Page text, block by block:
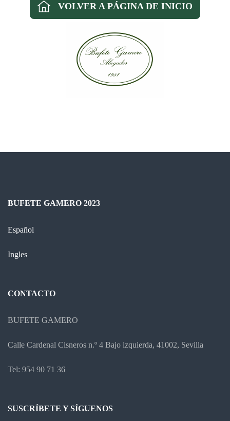
VOLVER A PÁGINA DE INICIO
BUFETE GAMERO 2023
Español
Ingles
CONTACTO
BUFETE GAMERO
Calle Cardenal Cisneros n.º 4 Bajo izquierda, 41002, Sevilla
Tel: 954 90 71 36
SUSCRÍBETE Y SÍGUENOS